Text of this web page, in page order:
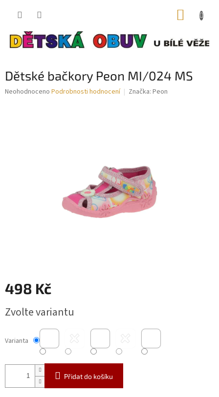
Dětské bačkory Peon MI/024 MS
Průměrné
Neohodnoceno Podrobnosti hodnocení Značka: Peon
498 Kč
cena:
Zvolte variantu
Varianta
Přidat do košíku